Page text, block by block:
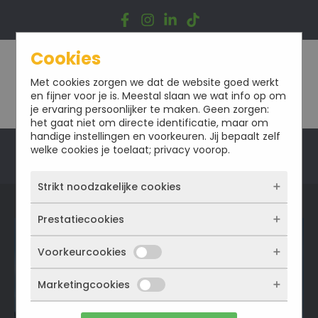
Offerte
Cookies
Met cookies zorgen we dat de website goed werkt
en fijner voor je is. Meestal slaan we wat info op om
je ervaring persoonlijker te maken. Geen zorgen:
het gaat niet om directe identificatie, maar om
handige instellingen en voorkeuren. Jij bepaalt zelf
welke cookies je toelaat; privacy voorop.
Strikt noodzakelijke cookies
Deze cookies zorgen ervoor dat de website
überhaupt werkt. Ze zijn dus altijd actief en
kunnen niet worden uitgezet. Meestal worden
ze alleen geplaatst als jij iets doet, zoals
inloggen, een formulier invullen of je
privacyvoorkeuren opslaan. Je kunt je browser
zo instellen dat hij deze cookies blokkeert of je
Prestatiecookies
Met deze cookies zien we hoe vaak onze site
bezocht wordt, waar bezoekers vandaan
komen en welke pagina’s populair zijn. Zo
kunnen we de website blijven verbeteren.
Alles wat we meten is anoniem, we weten dus
Voorkeurcookies
Deze cookies onthouden jouw voorkeuren.
Bijvoorbeeld taalkeuze of ingevulde gegevens.
Marketingcookies